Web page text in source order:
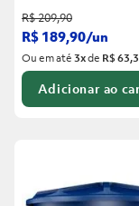
R$209,90
R$ 189,90/un
Ou em até3xde R$
Adicionar ao